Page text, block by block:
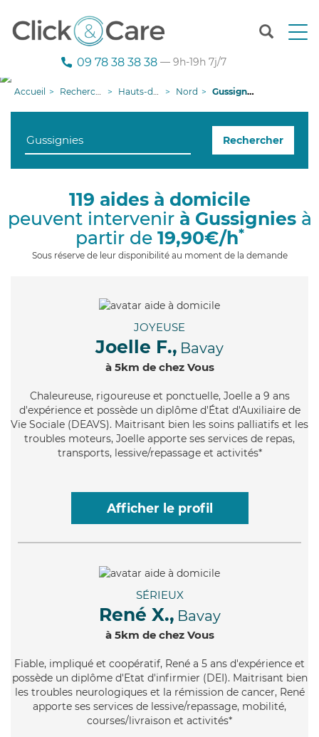
T
n
g
09 78 38 38 38 — 9h-19h 7j/7
Accueil Recherche aide à domicile Hauts-de-France Nord Gussignies
Rechercher
119 aides à domicile
peuvent intervenir à Gussigniesà
partir de 19,90€/h*
Sous réserve de leur disponibilité au moment de la demande
JOYEUSE
Joelle F., Bavay
à 5km de chez Vous
Chaleureuse, rigoureuse et ponctuelle, Joelle a 9 ans
d'expérience et possède un diplôme d'État d'Auxiliaire de
Vie Sociale (DEAVS). Maitrisant bien les soins palliatifs et les
troubles moteurs, Joelle apporte ses services de repas,
transports, lessive/repassage et activités*
Afficher le profil
SÉRIEUX
René X., Bavay
à 5km de chez Vous
Fiable, impliqué et coopératif, René a 5 ans d'expérience et
possède un diplôme d'Etat d'infirmier (DEI). Maitrisant bien
les troubles neurologiques et la rémission de cancer, René
apporte ses services de lessive/repassage, mobilité,
courses/livraison et activités*